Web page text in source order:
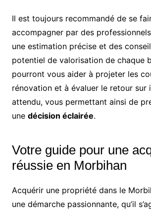
Il est toujours recommandé de se
accompagner par des
une estimation précise et des
potentiel de valorisation de chaque
pourront vous aider à projeter les
rénovation et à évaluer le retour sur
attendu, vous permettant ainsi de
une décision éclairée.
Votre guide pour une
réussie en Morbihan
Acquérir une propriété dans le
une démarche passionnante, qu’il